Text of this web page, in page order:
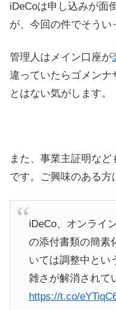
iDeCoは申し込みが面
が、今回の件でそうい
管理人はメイン口座が
違っていたらゴメンナ
とはない気がします。
また、事業主証明な
です。ご興味のある方
iDeCo、オンライ
の添付書類の簡素
いては調整中とい
雑さが解消されて
https://t.co/